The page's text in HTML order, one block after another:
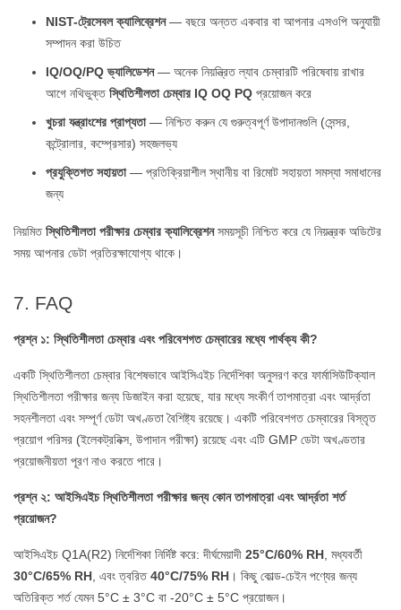
NIST-ট্রেসেবল ক্যালিব্রেশন— বছরে অন্তত একবার বা আপনার এসওপি অনুযায়ী
সম্পাদন করা উচিত
IQ/OQ/PQ ভ্যালিডেশন— অনেক নিয়ন্ত্রিত ল্যাব চেম্বারটি পরিষেবায় রাখার
আগে নথিভুক্তস্থিতিশীলতা চেম্বার IQ OQ PQ প্রয়োজন করে
খুচরা যন্ত্রাংশের প্রাপ্যতা— নিশ্চিত করুন যে গুরুত্বপূর্ণ উপাদানগুলি (সেন্সর,
কন্ট্রোলার, কম্প্রেসার) সহজলভ্য
প্রযুক্তিগত সহায়তা— প্রতিক্রিয়াশীল স্থানীয় বা রিমোট সহায়তা সমস্যা সমাধানের
জন্য
নিয়মিতস্থিতিশীলতা পরীক্ষার চেম্বার ক্যালিব্রেশনসময়সূচী নিশ্চিত করে যে নিয়ন্ত্রক অডিটের
সময় আপনার ডেটা প্রতিরক্ষাযোগ্য থাকে।
7. FAQ
প্রশ্ন ১: স্থিতিশীলতা চেম্বার এবং পরিবেশগত চেম্বারের মধ্যে পার্থক্য কী?
একটি স্থিতিশীলতা চেম্বার বিশেষভাবে আইসিএইচ নির্দেশিকা অনুসরণ করে ফার্মাসিউটিক্যাল
স্থিতিশীলতা পরীক্ষার জন্য ডিজাইন করা হয়েছে, যার মধ্যে সংকীর্ণ তাপমাত্রা এবং আর্দ্রতা
সহনশীলতা এবং সম্পূর্ণ ডেটা অখণ্ডতা বৈশিষ্ট্য রয়েছে। একটি পরিবেশগত চেম্বারের বিস্তৃত
প্রয়োগ পরিসর (ইলেকট্রনিক্স, উপাদান পরীক্ষা) রয়েছে এবং এটি GMP ডেটা অখণ্ডতার
প্রয়োজনীয়তা পূরণ নাও করতে পারে।
প্রশ্ন ২: আইসিএইচ স্থিতিশীলতা পরীক্ষার জন্য কোন তাপমাত্রা এবং আর্দ্রতা শর্ত
প্রয়োজন?
আইসিএইচ Q1A(R2) নির্দেশিকা নির্দিষ্ট করে: দীর্ঘমেয়াদী 25°C/60% RH , মধ্যবর্তী
30°C/65% RH , এবং ত্বরিত40°C/75% RH । কিছু কোল্ড-চেইন পণ্যের জন্য
অতিরিক্ত শর্ত যেমন 5°C ± 3°C বা -20°C ± 5°C প্রয়োজন।